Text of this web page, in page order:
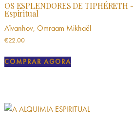
OS ESPLENDORES DE TIPHÉRETH
Espiritual
Aïvanhov, Omraam Mikhaël
€22.00
COMPRAR AGORA